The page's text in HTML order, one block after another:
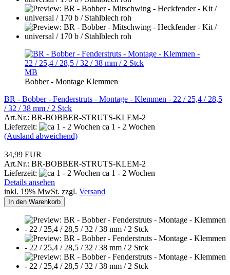
MB
Bobber - Montage Klemmen
BR - Bobber - Fenderstruts - Montage - Klemmen - 22 / 25,4 / 28,5
/ 32 / 38 mm / 2 Stck
Art.Nr.: BR-BOBBER-STRUTS-KLEM-2
Lieferzeit:
ca 1 - 2 Wochen
(Ausland abweichend)
34,99 EUR
Art.Nr.: BR-BOBBER-STRUTS-KLEM-2
Lieferzeit:
ca 1 - 2 Wochen
Details ansehen
inkl. 19% MwSt. zzgl. Versand
In den Warenkorb